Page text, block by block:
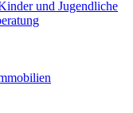
und Jugendliche